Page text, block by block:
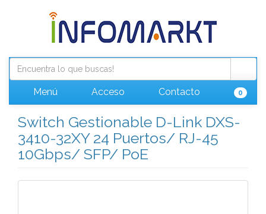
Menú Acceso Contacto 0
Switch Gestionable D-Link DXS-
3410-32XY 24 Puertos/ RJ-45
10Gbps/ SFP/ PoE